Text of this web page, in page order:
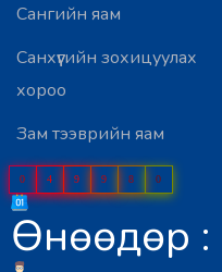
Сангийн яам
Санхүүгийн зохицуулах
хороо
Зам тээврийн яам
0 4 9 9 8 0
Өнөөдөр :